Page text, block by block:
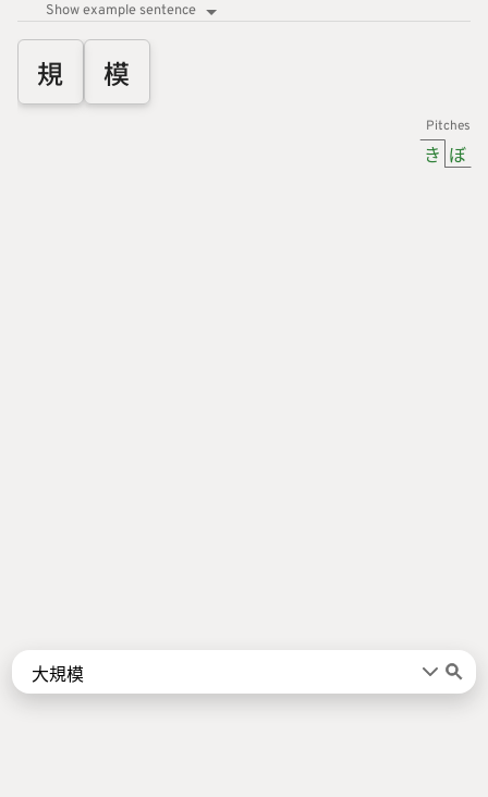
言葉 漢字
Show example sentence
規 模
Pitches
き ぼ